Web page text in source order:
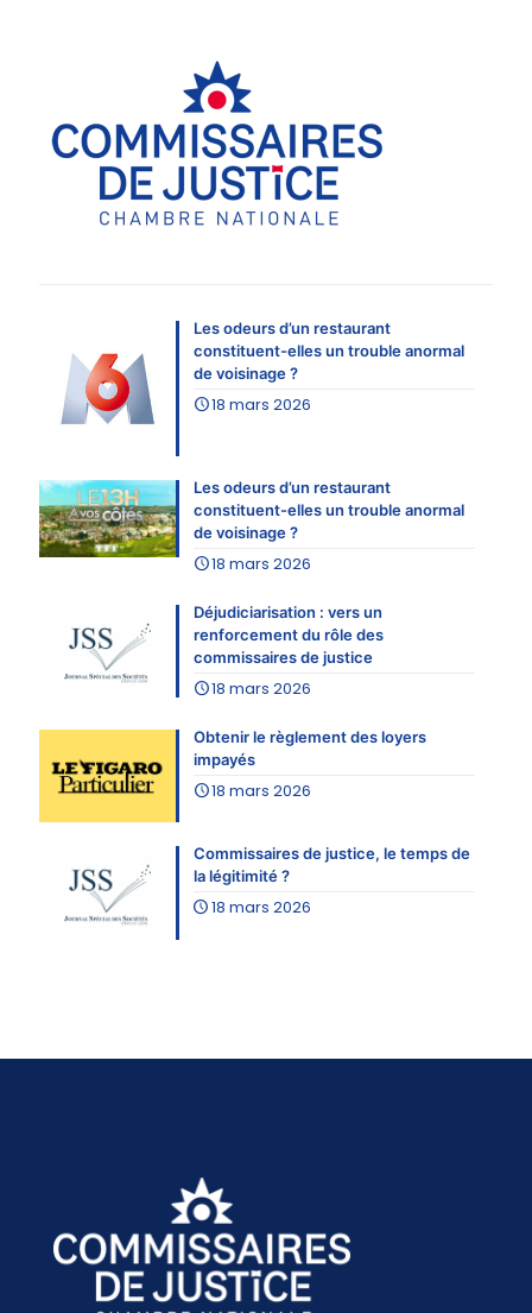
Les odeurs d’un restaurant
constituent-elles un trouble anormal
de voisinage ?
18 mars 2026
Les odeurs d’un restaurant
constituent-elles un trouble anormal
de voisinage ?
18 mars 2026
Déjudiciarisation : vers un
renforcement du rôle des
commissaires de justice
18 mars 2026
Obtenir le règlement des loyers
impayés
18 mars 2026
Commissaires de justice, le temps de
la légitimité ?
18 mars 2026